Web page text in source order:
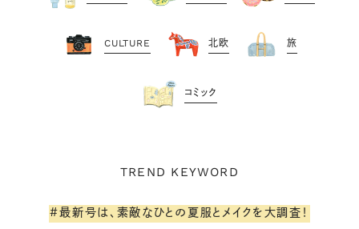
CULTURE 北欧 旅
コミック
TREND KEYWORD
#最新号は、素敵なひとの夏服とメイクを大調査！